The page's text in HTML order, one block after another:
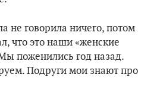
не говорила ничего, потом
что это наши «женские
поженились год назад.
Подруги мои знают про